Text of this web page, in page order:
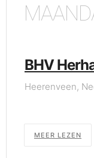
BHV
Heerenveen,
MEER LEZEN